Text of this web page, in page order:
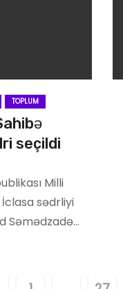
TOPLUM
seçildi
Milli
İclasa sədrliyi
Səmədzadə…